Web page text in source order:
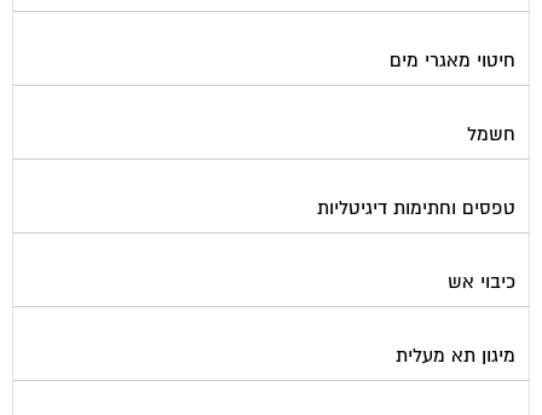
חיטוי מאגרי מים
חשמל
טפסים וחתימות דיגיטליות
כיבוי אש
מיגון תא מעלית